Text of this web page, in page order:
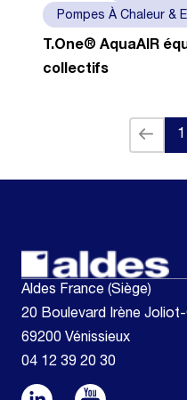
Pompes À Chaleur &
T.One® AquaAIR
collectifs
Back 1
Aldes France (Siège)
20 Boulevard Irène Joliot-
69200 Vénissieux
04 12 39 20 30